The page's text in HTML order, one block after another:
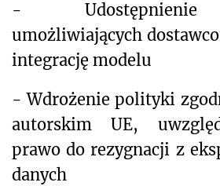
- Udostępnienie
umożliwiających
integrację modelu
- Wdrożenie polityki
autorskim UE,
prawo do rezygnacji z
danych